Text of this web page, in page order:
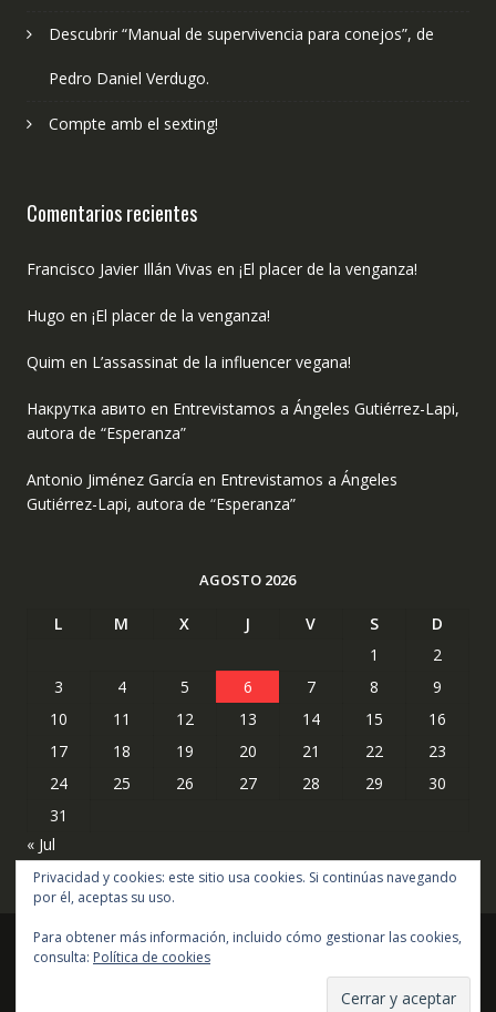
Descubrir “Manual de supervivencia para conejos”, de
Pedro Daniel Verdugo.
Compte amb el sexting!
Comentarios recientes
Francisco Javier Illán Vivas en ¡El placer de la venganza!
Hugo en ¡El placer de la venganza!
Quim en L’assassinat de la influencer vegana!
Накрутка авито en Entrevistamos a Ángeles Gutiérrez-Lapi,
autora de “Esperanza”
Antonio Jiménez García en Entrevistamos a Ángeles
Gutiérrez-Lapi, autora de “Esperanza”
AGOSTO 2026
L M X J V S
D
1
2
3
4 5 6 7 8
9
10
11 12 13 14 15
16
17
18 19 20 21 22
23
24
25 26 27 28 29
30
31
« Jul
Copyright © todos los derechos reservados
Acme Themes
Privacidad y cookies: este sitio usa cookies. Si continúas navegando
por él, aceptas su uso.
Para obtener más información, incluido cómo gestionar las cookies,
consulta: Política de cookies